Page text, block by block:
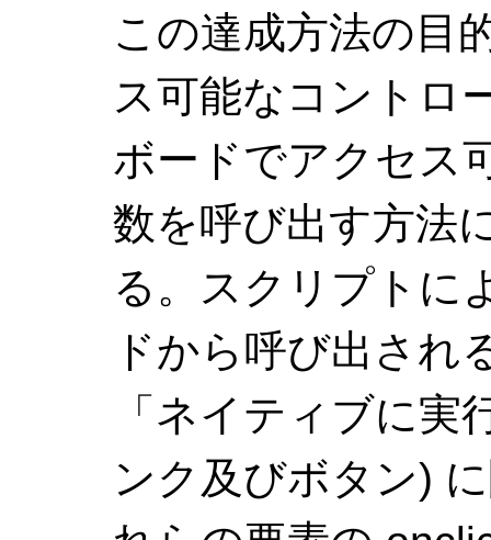
この達成方法の目
ス可能なコントロ
ボードでアクセス
数を呼び出す方法
る。スクリプトに
ドから呼び出され
「ネイティブに実
ンク及びボタン)